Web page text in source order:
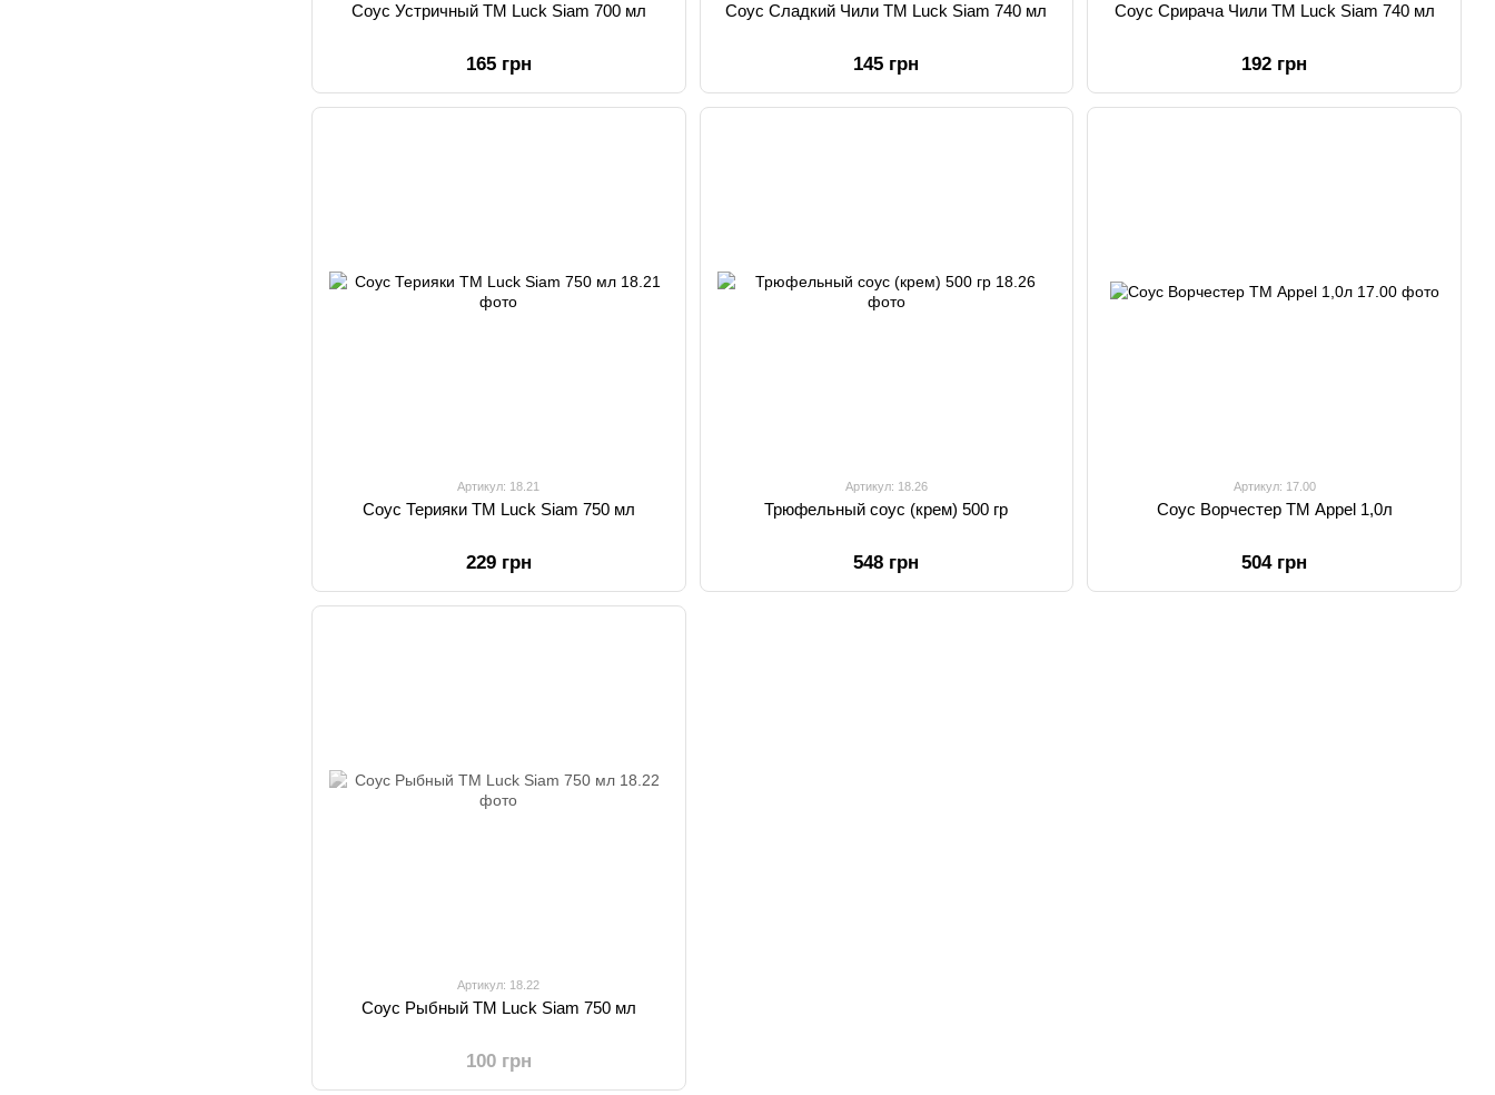
Соус Устричный TM Luck Siam 700 мл
165 грн
Соус Сладкий Чили TM Luck Siam 740 мл
145 грн
Соус Срирача Чили TM Luck Siam 740 мл
192 грн
Артикул: 18.21
Соус Терияки TM Luck Siam 750 мл
229 грн
Артикул: 18.26
Трюфельный соус (крем) 500 гр
548 грн
Артикул: 17.00
Соус Ворчестер ТМ Appel 1,0л
504 грн
Артикул: 18.22
Соус Рыбный TM Luck Siam 750 мл
100 грн